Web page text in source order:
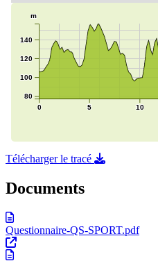
Télécharger le tracé
Documents
Questionnaire-QS-SPORT.pdf